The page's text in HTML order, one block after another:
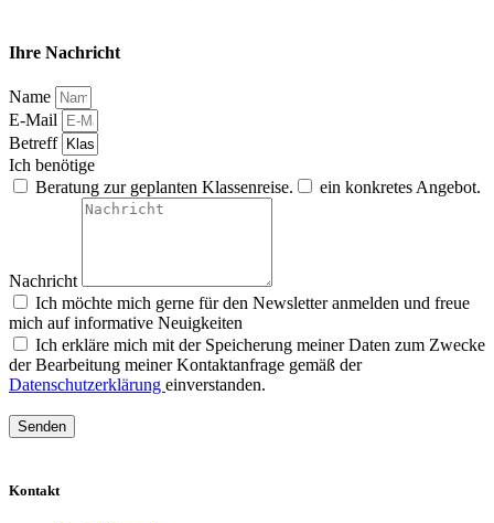
Ihre Nachricht
Name
E-Mail
Betreff
Ich benötige
Beratung zur geplanten Klassenreise.
ein konkretes Angebot.
Nachricht
Ich möchte mich gerne für den Newsletter anmelden und freue
mich auf informative Neuigkeiten
Ich erkläre mich mit der Speicherung meiner Daten zum Zwecke
der Bearbeitung meiner Kontaktanfrage gemäß der
Datenschutzerklärung einverstanden.
Senden
Kontakt